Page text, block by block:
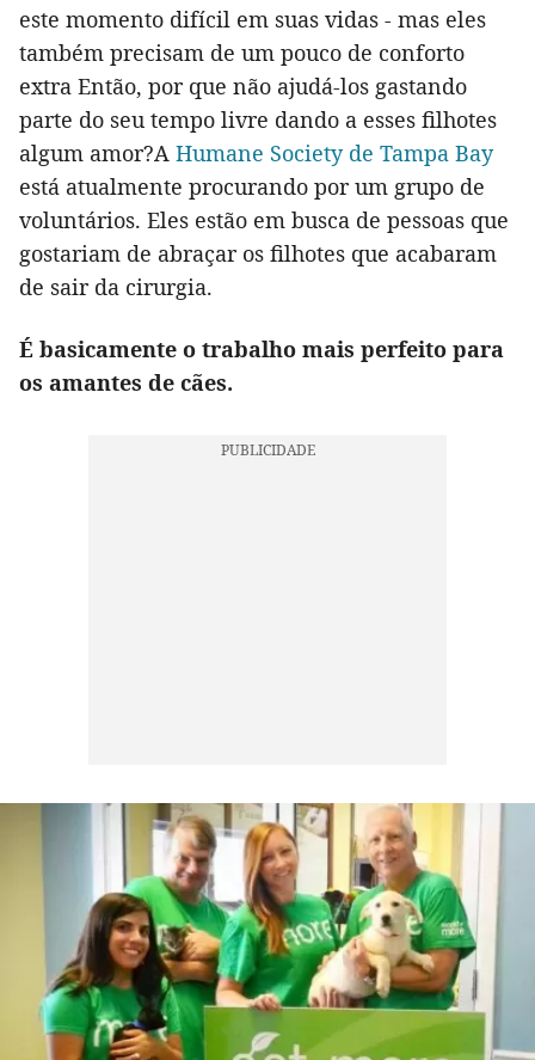
este momento difícil em suas vidas - mas eles
também precisam de um pouco de conforto
extra Então, por que não ajudá-los gastando
parte do seu tempo livre dando a esses filhotes
algum amor?A Humane Society de Tampa Bay
está atualmente procurando por um grupo de
voluntários. Eles estão em busca de pessoas que
gostariam de abraçar os filhotes que acabaram
de sair da cirurgia.
É basicamente o trabalho mais perfeito para
os amantes de cães.